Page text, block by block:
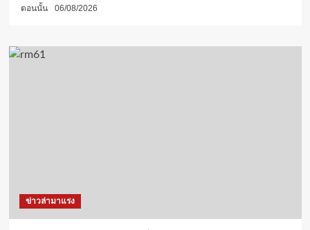
ครั้ง
ไทย
ตอนนั้น 06/08/2026
ข่าวล่ามาแรง